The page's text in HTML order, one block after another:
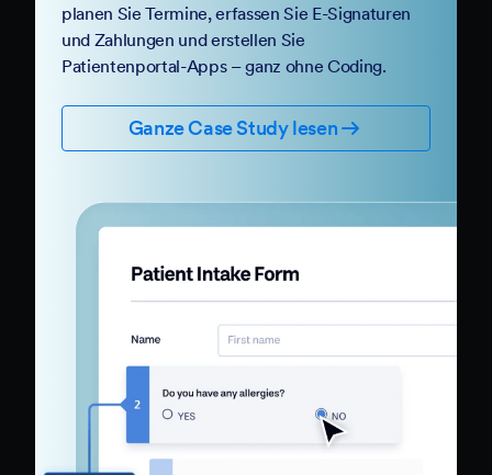
planen Sie Termine, erfassen Sie E-Signaturen
und Zahlungen und erstellen Sie
Patientenportal-Apps – ganz ohne Coding.
Ganze Case Study lesen